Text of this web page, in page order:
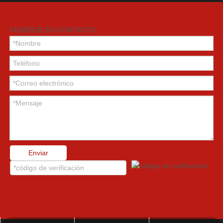
Pértigas DE SEGURIDAD DE LIBERACIÓN RÁPIDA
BANDERA ROJA ASTA DE BANDERA ROJA
PONERSE EN CONTACTO
Enviar